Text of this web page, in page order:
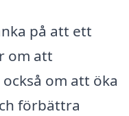
på att ett
om att
om att öka
förbättra